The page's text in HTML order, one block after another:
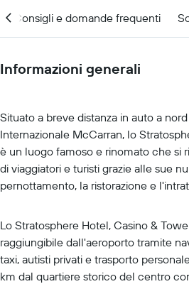
Consigli e domande frequenti
Informazioni generali
Situato a breve distanza in auto a
Internazionale McCarran, lo
è un luogo famoso e rinomato che si
di viaggiatori e turisti grazie alle sue
pernottamento, la ristorazione e
Lo Stratosphere Hotel, Casino &
raggiungibile dall'aeroporto tramite
taxi, autisti privati e trasporto
km dal quartiere storico del centro